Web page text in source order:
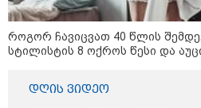
"ეს ის
როგორ ჩავიცვათ 40 წლის
სტილისტის 8 ოქროს წესი და
დღის ვიდეო